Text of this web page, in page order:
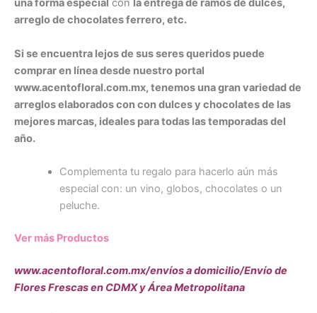
una forma especial con la entrega de ramos de dulces,
arreglo de chocolates ferrero, etc.
Si se encuentra lejos de sus seres queridos puede
comprar en línea desde nuestro portal
www.acentofloral.com.mx, tenemos una gran variedad de
arreglos elaborados con con dulces y chocolates de las
mejores marcas, ideales para todas las temporadas del
año.
Complementa tu regalo para hacerlo aún más
especial con: un vino, globos, chocolates o un
peluche.
Ver más Productos
www.acentofloral.com.mx/envíos a domicilio/Envío de
Flores Frescas en CDMX y Área Metropolitana